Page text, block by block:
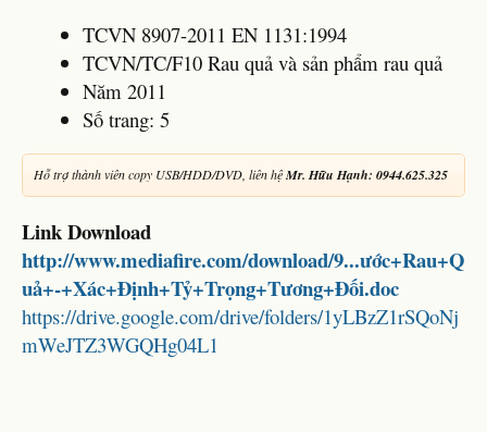
TCVN 8907-2011 EN 1131:1994
TCVN/TC/F10 Rau quả và sản phẩm rau quả
Năm 2011
Số trang: 5
Hỗ trợ thành viên copy USB/HDD/DVD, liên hệMr. Hữu Hạnh: 0944.625.325
Link Download
http://www.mediafire.com/download/9...ước+Rau+Q
uả+-+Xác+Định+Tỷ+Trọng+Tương+Đối.doc
https://drive.google.com/drive/folders/1yLBzZ1rSQoNj
mWeJTZ3WGQHg04L1